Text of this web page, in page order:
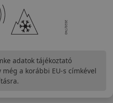
adatok tájékoztató
a korábbi EU-s címkével